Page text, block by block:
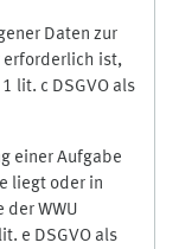
Daten zur
erforderlich ist,
lit. c DSGVO als
einer Aufgabe
liegt oder in
WWU
e DSGVO als